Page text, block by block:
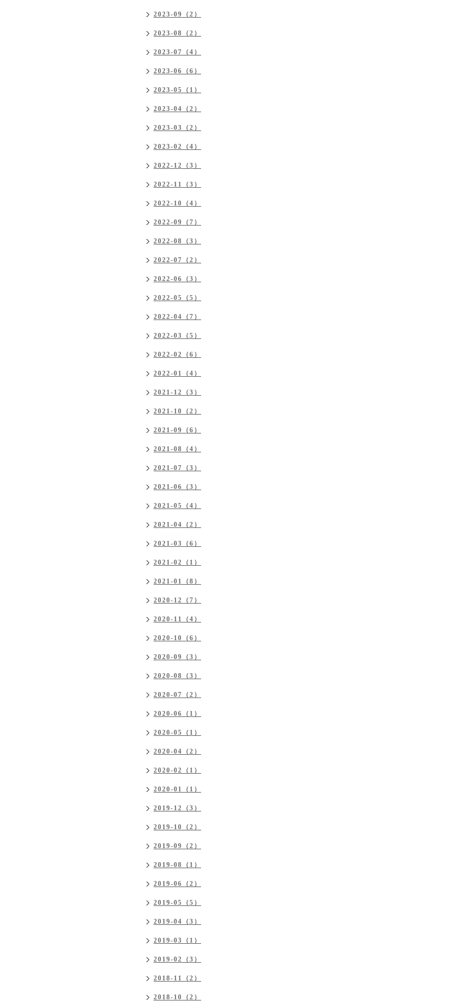
2023-09（2）
2023-08（2）
2023-07（4）
2023-06（6）
2023-05（1）
2023-04（2）
2023-03（2）
2023-02（4）
2022-12（3）
2022-11（3）
2022-10（4）
2022-09（7）
2022-08（3）
2022-07（2）
2022-06（3）
2022-05（5）
2022-04（7）
2022-03（5）
2022-02（6）
2022-01（4）
2021-12（3）
2021-10（2）
2021-09（6）
2021-08（4）
2021-07（3）
2021-06（3）
2021-05（4）
2021-04（2）
2021-03（6）
2021-02（1）
2021-01（8）
2020-12（7）
2020-11（4）
2020-10（6）
2020-09（3）
2020-08（3）
2020-07（2）
2020-06（1）
2020-05（1）
2020-04（2）
2020-02（1）
2020-01（1）
2019-12（3）
2019-10（2）
2019-09（2）
2019-08（1）
2019-06（2）
2019-05（5）
2019-04（3）
2019-03（1）
2019-02（3）
2018-11（2）
2018-10（2）